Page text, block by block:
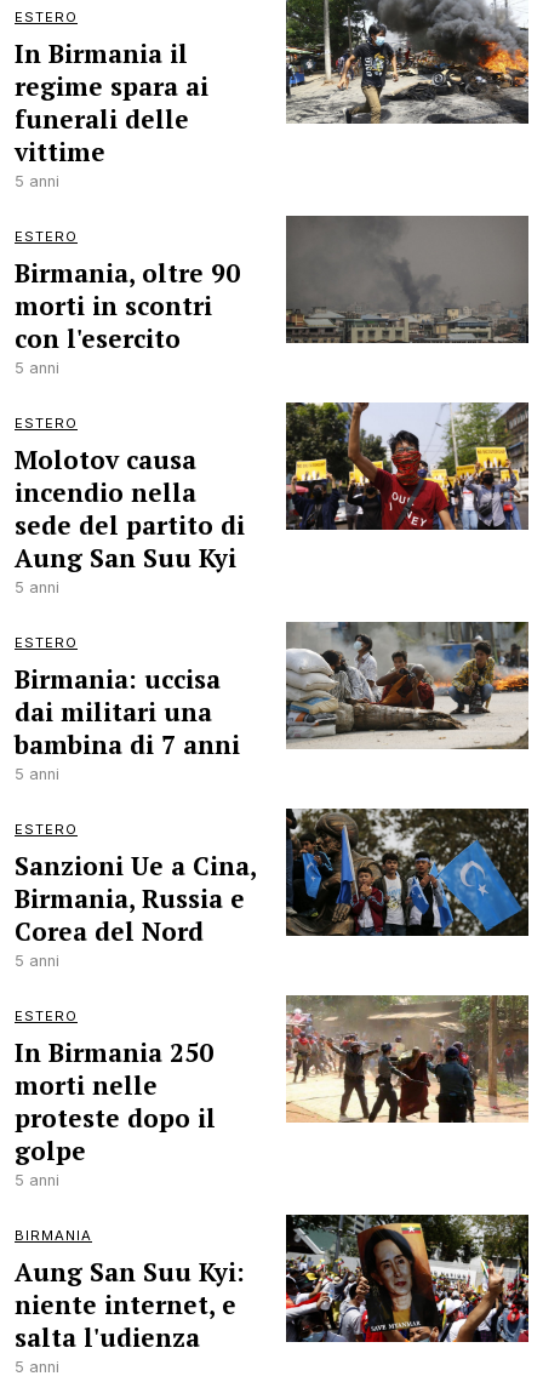
ESTERO
In Birmania il
regime spara ai
funerali delle
vittime
5 anni
ESTERO
Birmania, oltre 90
morti in scontri
con l'esercito
5 anni
ESTERO
Molotov causa
incendio nella
sede del partito di
Aung San Suu Kyi
5 anni
ESTERO
Birmania: uccisa
dai militari una
bambina di 7 anni
5 anni
ESTERO
Sanzioni Ue a Cina,
Birmania, Russia e
Corea del Nord
5 anni
ESTERO
In Birmania 250
morti nelle
proteste dopo il
golpe
5 anni
BIRMANIA
Aung San Suu Kyi:
niente internet, e
salta l'udienza
5 anni